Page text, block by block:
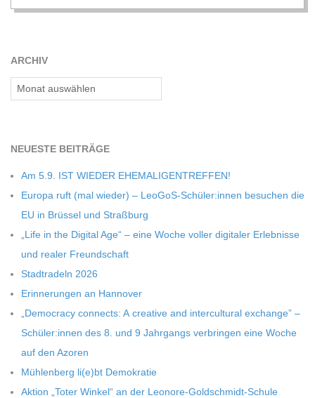
11
ARCHIV
Archiv
NEU­ESTE BEITRÄGE
Am 5.9. IST WIEDER EHEMALIGENTREFFEN!
Europa ruft (mal wie­der) – LeoGoS-Schüler:innen besu­chen die
EU in Brüs­sel und Straßburg
„Life in the Digi­tal Age“ – eine Woche vol­ler digi­ta­ler Erleb­nisse
und rea­ler Freundschaft
Stadt­ra­deln 2026
Erin­ne­run­gen an Hannover
„Demo­cracy con­nects: A crea­tive and inter­cul­tu­ral exch­ange” –
Schüler:innen des 8. und 9 Jahr­gangs ver­brin­gen eine Woche
auf den Azoren
Müh­len­berg li(e)bt Demokratie
Aktion „Toter Win­kel“ an der Leonore-Goldschmidt-Schule